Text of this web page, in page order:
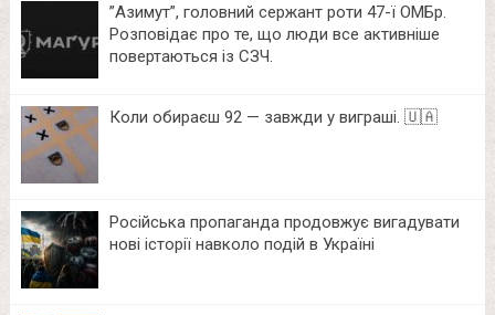
⁨”Азимут”, головний сержант роти 47-ї ОМБр.
Розповідає про те, що люди все активніше
повертаються із СЗЧ.
Коли обираєш 92 — завжди у виграші. 🇺🇦
Російська пропаганда продовжує вигадувати
нові історії навколо подій в Україні